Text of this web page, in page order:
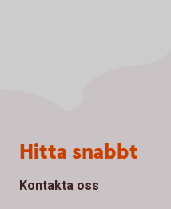
Sidfot
Hitta snabbt
Kontakta oss